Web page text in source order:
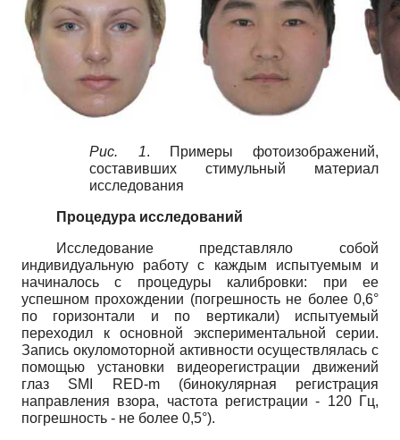
Рис. 1. Примеры фотоизображений,
составивших стимульный материал
исследования
Процедура исследований
Исследование представляло собой
индивидуальную работу с каждым испытуемым и
начиналось с процедуры калибровки: при ее
успешном прохождении (погрешность не более 0,6°
по горизонтали и по вертикали) испытуемый
переходил к основной экспериментальной серии.
Запись окуломоторной активности осуществлялась с
помощью установки видеорегистрации движений
глаз SMI RED-m
(бинокулярная регистрация
направления взора, частота регистрации - 120 Гц,
погрешность - не более 0,5°).